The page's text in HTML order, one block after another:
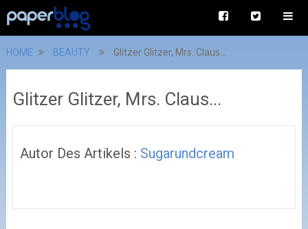
HOME BEAUTY Glitzer Glitzer, Mrs. Claus...
Glitzer Glitzer, Mrs. Claus...
Autor Des Artikels : Sugarundcream